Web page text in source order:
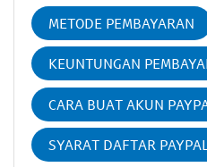
METODE PEMBAYARAN
KEUNTUNGAN
CARA BUAT AKUN
SYARAT DAFTAR